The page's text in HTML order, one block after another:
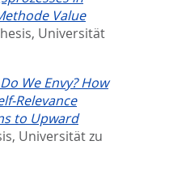
Value
Universität
We Envy? How
Relevance
to Upward
Universität zu